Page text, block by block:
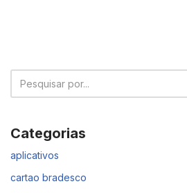
Categorias
aplicativos
cartao bradesco